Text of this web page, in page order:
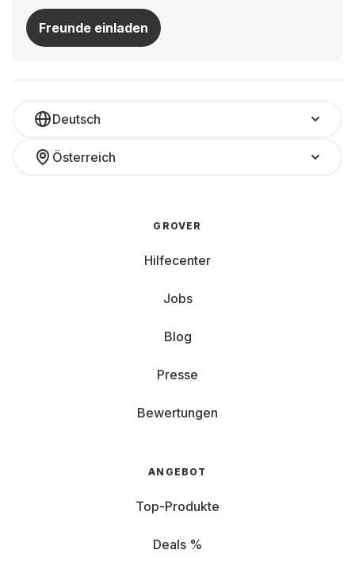
Freunde einladen
Deutsch
Österreich
GROVER
Hilfecenter
Jobs
Blog
Presse
Bewertungen
ANGEBOT
Top-Produkte
Deals %